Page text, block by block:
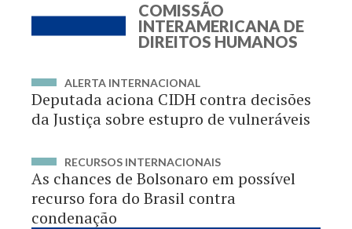
COMISSÃO
INTERAMERICANA DE
DIREITOS HUMANOS
ALERTA INTERNACIONAL
Deputada aciona CIDH contra decisões
da Justiça sobre estupro de vulneráveis
RECURSOS INTERNACIONAIS
As chances de Bolsonaro em possível
recurso fora do Brasil contra
condenação